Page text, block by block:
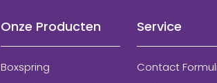
Onze Producten
Boxspring
Service
Contact